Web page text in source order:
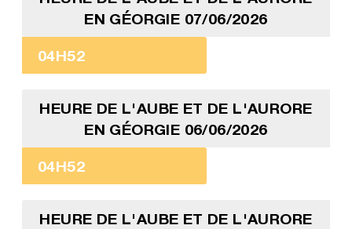
EN GÉORGIE 07/06/2026
04H52
HEURE DE L'AUBE ET DE L'AURORE
EN GÉORGIE 06/06/2026
04H52
HEURE DE L'AUBE ET DE L'AURORE